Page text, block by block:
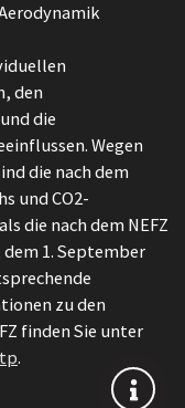
den
die
Wegen
die nach dem
und CO2-
die nach dem NEFZ
dem 1. September
zu den
finden Sie unter
.